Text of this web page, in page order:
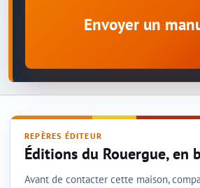
Envoyer un
REPÈRES ÉDITEUR
Éditions du Rouergue, en
Avant de contacter cette maison,